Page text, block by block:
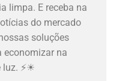
limpa. E receba na
do mercado
soluções
economizar na
luz. ⚡☀